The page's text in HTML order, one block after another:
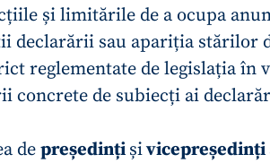
și limitările de a ocupa
declarării sau apariția stărilor
reglementate de legislația în
concrete de subiecți ai
depreședințișivicepreședinți
ȘTIREA MEA